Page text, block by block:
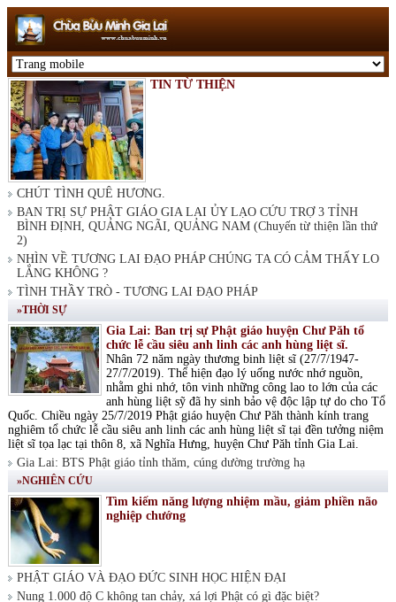
TIN TỪ THIỆN
CHÚT TÌNH QUÊ HƯƠNG.
BAN TRỊ SỰ PHẬT GIÁO GIA LAI ỦY LẠO CỨU TRỢ 3 TỈNH
BÌNH ĐỊNH, QUẢNG NGÃI, QUẢNG NAM (Chuyến từ thiện lần thứ
2)
NHÌN VỀ TƯƠNG LAI ĐẠO PHÁP CHÚNG TA CÓ CẢM THẤY LO
LẮNG KHÔNG ?
TÌNH THẦY TRÒ - TƯƠNG LAI ĐẠO PHÁP
»THỜI SỰ
Gia Lai: Ban trị sự Phật giáo huyện Chư Păh tổ
chức lễ cầu siêu anh linh các anh hùng liệt sĩ.
Nhân 72 năm ngày thương binh liệt sĩ (27/7/1947-
27/7/2019). Thể hiện đạo lý uống nước nhớ nguồn,
nhằm ghi nhớ, tôn vinh những công lao to lớn của các
anh hùng liệt sỹ đã hy sinh bảo vệ độc lập tự do cho Tổ
Quốc. Chiều ngày 25/7/2019 Phật giáo huyện Chư Păh thành kính trang
nghiêm tổ chức lễ cầu siêu anh linh các anh hùng liệt sĩ tại đền tưởng niệm
liệt sĩ tọa lạc tại thôn 8, xã Nghĩa Hưng, huyện Chư Păh tỉnh Gia Lai.
Gia Lai: BTS Phật giáo tỉnh thăm, cúng dường trường hạ
»NGHIÊN CỨU
Tìm kiếm năng lượng nhiệm mầu, giảm phiền não
nghiệp chướng
PHẬT GIÁO VÀ ĐẠO ĐỨC SINH HỌC HIỆN ĐẠI
Nung 1.000 độ C không tan chảy, xá lợi Phật có gì đặc biệt?